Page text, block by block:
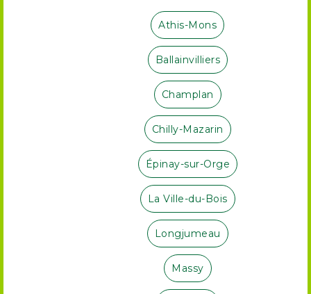
Athis-Mons
Ballainvilliers
Champlan
Chilly-Mazarin
Épinay-sur-Orge
La Ville-du-Bois
Longjumeau
Massy